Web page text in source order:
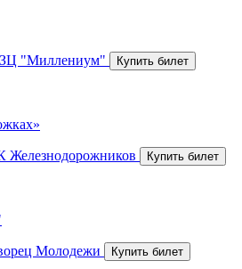
"Миллениум"
Железнодорожников
Молодежи